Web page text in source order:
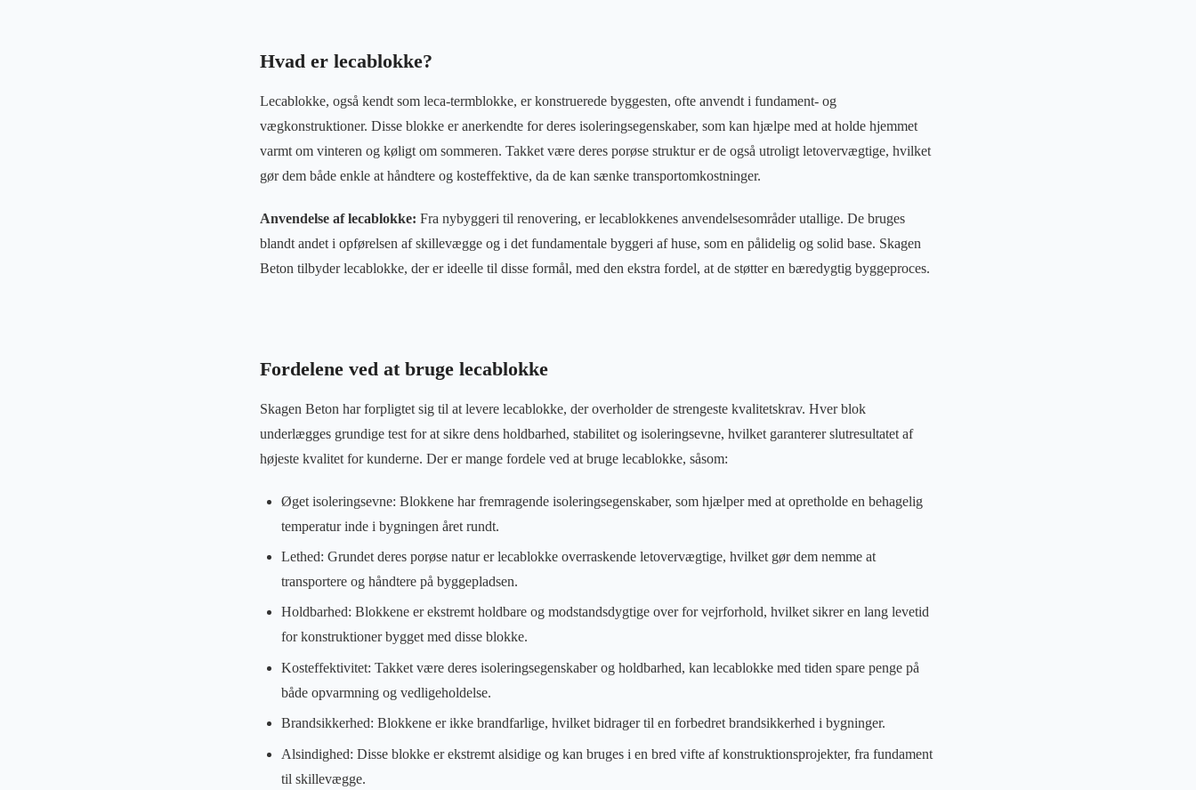
Hvad er lecablokke?
Lecablokke, også kendt som leca-termblokke, er konstruerede byggesten, ofte anvendt i fundament- og
vægkonstruktioner. Disse blokke er anerkendte for deres isoleringsegenskaber, som kan hjælpe med at holde hjemmet
varmt om vinteren og køligt om sommeren. Takket være deres porøse struktur er de også utroligt letovervægtige, hvilket
gør dem både enkle at håndtere og kosteffektive, da de kan sænke transportomkostninger.
Anvendelse af lecablokke: Fra nybyggeri til renovering, er lecablokkenes anvendelsesområder utallige. De bruges
blandt andet i opførelsen af skillevægge og i det fundamentale byggeri af huse, som en pålidelig og solid base. Skagen
Beton tilbyder lecablokke, der er ideelle til disse formål, med den ekstra fordel, at de støtter en bæredygtig byggeproces.
Fordelene ved at bruge lecablokke
Skagen Beton har forpligtet sig til at levere lecablokke, der overholder de strengeste kvalitetskrav. Hver blok
underlægges grundige test for at sikre dens holdbarhed, stabilitet og isoleringsevne, hvilket garanterer slutresultatet af
højeste kvalitet for kunderne. Der er mange fordele ved at bruge lecablokke, såsom:
Øget isoleringsevne: Blokkene har fremragende isoleringsegenskaber, som hjælper med at opretholde en behagelig
temperatur inde i bygningen året rundt.
Lethed: Grundet deres porøse natur er lecablokke overraskende letovervægtige, hvilket gør dem nemme at
transportere og håndtere på byggepladsen.
Holdbarhed: Blokkene er ekstremt holdbare og modstandsdygtige over for vejrforhold, hvilket sikrer en lang levetid
for konstruktioner bygget med disse blokke.
Kosteffektivitet: Takket være deres isoleringsegenskaber og holdbarhed, kan lecablokke med tiden spare penge på
både opvarmning og vedligeholdelse.
Brandsikkerhed: Blokkene er ikke brandfarlige, hvilket bidrager til en forbedret brandsikkerhed i bygninger.
Alsindighed: Disse blokke er ekstremt alsidige og kan bruges i en bred vifte af konstruktionsprojekter, fra fundament
til skillevægge.